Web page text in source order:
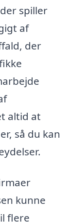
spiller
af
der
altid at
så du kan
kunne
flere